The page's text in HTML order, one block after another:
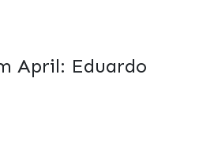
April: Eduardo